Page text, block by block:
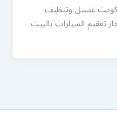
غسيل وتنظيف
تعقيم السيارات بالبيت